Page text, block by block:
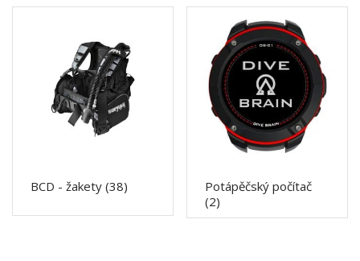
BCD - žakety (38)
Potápěčský počítač
(2)